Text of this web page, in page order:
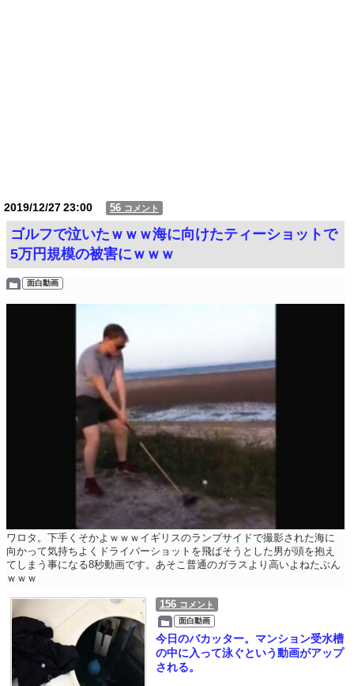
2019/12/2723:00 56 コメント
ゴルフで泣いたｗｗｗ海に向けたティーショットで
5万円規模の被害にｗｗｗ
面白動画
ワロタ。下手くそかよｗｗｗイギリスのランプサイドで撮影された海に
向かって気持ちよくドライバーショットを飛ばそうとした男が頭を抱え
てしまう事になる8秒動画です。あそこ普通のガラスより高いよねたぶん
ｗｗｗ
156 コメント
面白動画
今日のバカッター。マンション受水槽
の中に入って泳ぐという動画がアップ
される。